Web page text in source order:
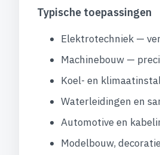
Typische toepassingen
Elektrotechniek —
Machinebouw —
Koel- en
Waterleidingen en
Automotive en
Modelbouw,